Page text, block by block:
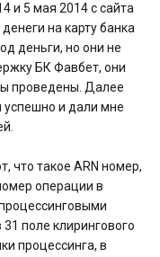
и 5 мая 2014 с сайта
на карту банка
деньги, но они не
БК Фавбет, они
проведены. Далее
успешно и дали мне
что такое ARN номер,
операции в
поле клирингового
процессинга, в